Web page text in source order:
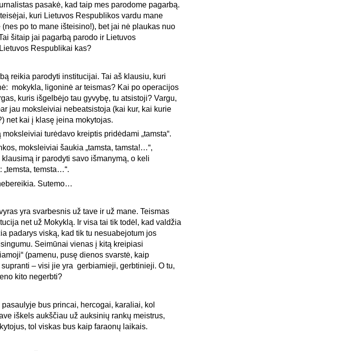
pasakė, kad taip mes parodome pagarbą.
kuri Lietuvos Respublikos vardu mane
po to mane išteisino!), bet jai nė plaukas nuo
šitaip jai pagarbą parodo ir Lietuvos
Respublikai kas?
reikia parodyti institucijai. Tai aš klausiu, kuri
mokykla, ligoninė ar teismas? Kai po operacijos
kuris išgelbėjo tau gyvybę, tu atsistoji? Vargu,
jau moksleiviai nebeatsistoja (kai kur, kai kurie
net kai į klasę įeina mokytojas.
turėdavo kreiptis pridėdami „tamsta“.
moksleiviai šaukia „tamsta, tamsta!…“,
ir parodyti savo išmanymą, o keli
„temsta, temsta…“.
Sutemo…
yra svarbesnis už tave ir už mane. Teismas
net už Mokyklą. Ir visa tai tik todėl, kad valdžia
padarys viską, kad tik tu nesuabejotum jos
Seimūnai vienas į kitą kreipiasi
(pamenu, pusę dienos svarstė, kaip
– visi jie yra gerbiamieji, gerbtinieji. O tu,
kito negerbti?
bus princai, hercogai, karaliai, kol
iškels aukščiau už auksinių rankų meistrus,
tol viskas bus kaip faraonų laikais.